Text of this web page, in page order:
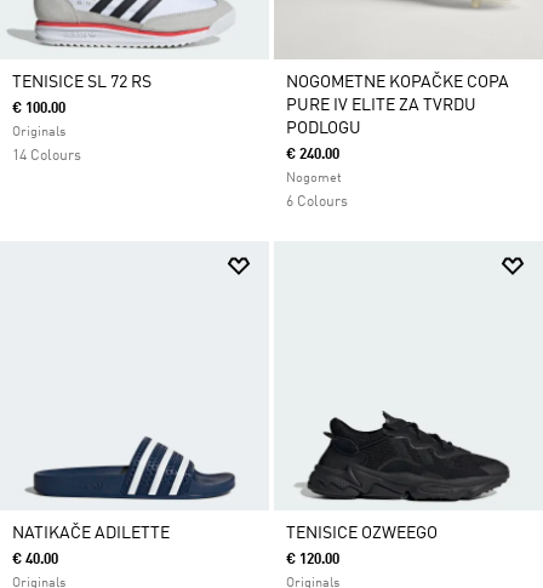
TENISICE SL 72 RS
€ 100.00
Originals
14 Colours
NOGOMETNE KOPAČKE COPA
PURE IV ELITE ZA TVRDU
PODLOGU
€ 240.00
Nogomet
6 Colours
NATIKAČE ADILETTE
€ 40.00
Originals
TENISICE OZWEEGO
€ 120.00
Originals